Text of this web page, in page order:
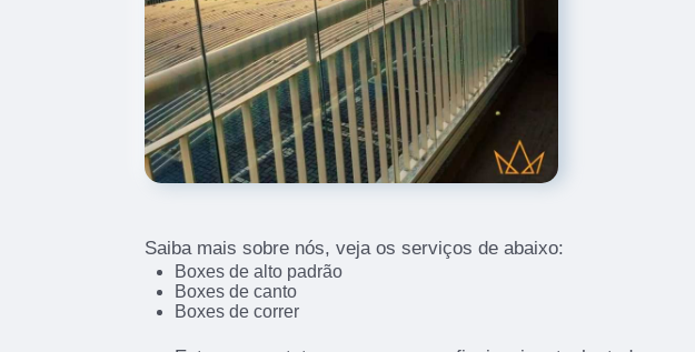
Saiba mais sobre nós, veja os serviços de abaixo:
Boxes de alto padrão
Boxes de canto
Boxes de correr